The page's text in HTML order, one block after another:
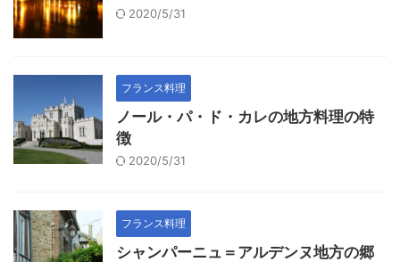
2020/5/31
フランス料理
ノール・パ・ド・カレの地方料理の特
徴
2020/5/31
フランス料理
シャンパーニュ＝アルデンヌ地方の郷